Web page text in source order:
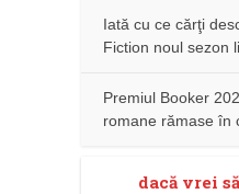
Iată cu ce cărţi
Fiction noul sezon
Premiul Booker
romane rămase în
dacă vrei